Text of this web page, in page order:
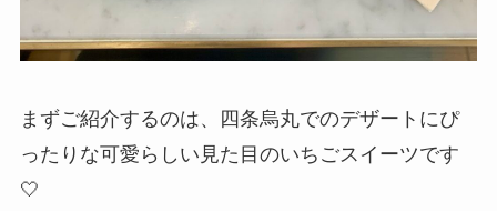
まずご紹介するのは、四条烏丸でのデザートにぴ
ったりな可愛らしい見た目のいちごスイーツです
🤍